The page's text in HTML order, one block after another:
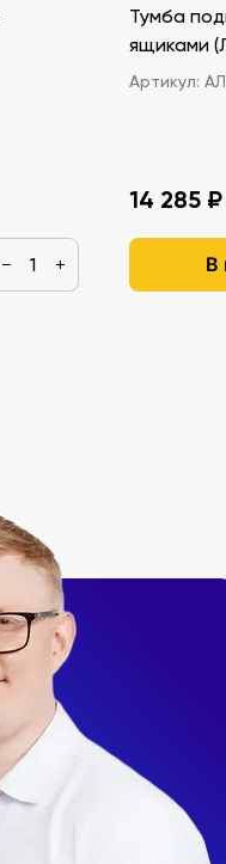
− +
Тумба
Артикул:
14 285 ₽
В